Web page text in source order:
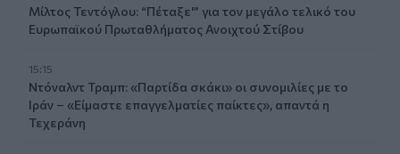
Μίλτος Τεντόγλου: “Πέταξε'” για τον μεγάλο τελικό του
Ευρωπαϊκού Πρωταθλήματος Ανοιχτού Στίβου
15:15
Ντόναλντ Τραμπ: «Παρτίδα σκάκι» οι συνομιλίες με το
Ιράν – «Είμαστε επαγγελματίες παίκτες», απαντά η
Τεχεράνη